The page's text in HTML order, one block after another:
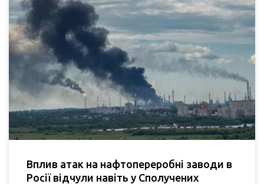
Вплив атак на нафтопереробні заводи в
Росії відчули навіть у Сполучених